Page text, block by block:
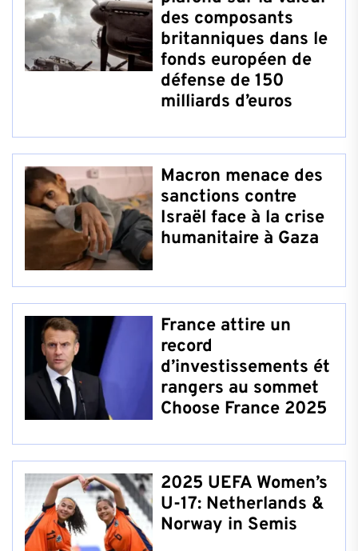
des composants
britanniques dans le
fonds européen de
défense de 150
milliards d’euros
Macron menace des
sanctions contre
Israël face à la crise
humanitaire à Gaza
France attire un
record
d’investissements ét
rangers au sommet
Choose France 2025
2025 UEFA Women’s
U-17: Netherlands &
Norway in Semis